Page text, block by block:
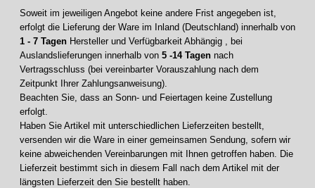
Soweit im jeweiligen Angebot keine andere Frist angegeben ist,
erfolgt die Lieferung der Ware im Inland (Deutschland) innerhalb von
1 - 7 Tagen Hersteller und Verfügbarkeit Abhängig , bei
Auslandslieferungen innerhalb von 5 -14 Tagen nach
Vertragsschluss (bei vereinbarter Vorauszahlung nach dem
Zeitpunkt Ihrer Zahlungsanweisung).
Beachten Sie, dass an Sonn- und Feiertagen keine Zustellung
erfolgt.
Haben Sie Artikel mit unterschiedlichen Lieferzeiten bestellt,
versenden wir die Ware in einer gemeinsamen Sendung, sofern wir
keine abweichenden Vereinbarungen mit Ihnen getroffen haben. Die
Lieferzeit bestimmt sich in diesem Fall nach dem Artikel mit der
längsten Lieferzeit den Sie bestellt haben.